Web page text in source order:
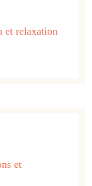
et relaxation
et